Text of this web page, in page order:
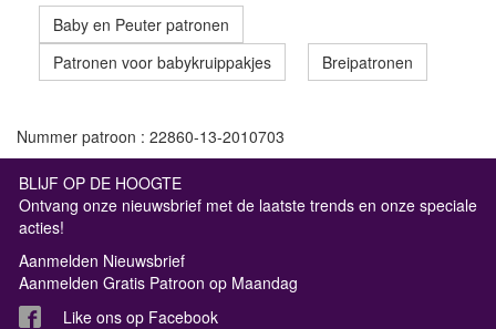
Baby en Peuter patronen
Patronen voor babykruippakjes
Breipatronen
Nummer patroon : 22860-13-2010703
BLIJF OP DE HOOGTE
Ontvang onze nieuwsbrief met de laatste trends en onze speciale
acties!
Aanmelden Nieuwsbrief
Aanmelden Gratis Patroon op Maandag
Like ons op Facebook